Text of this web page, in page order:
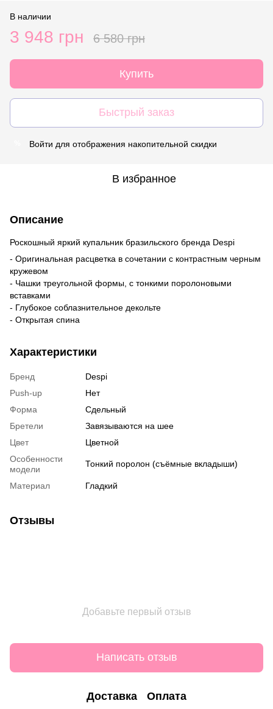
В наличии
3 948 грн 6 580 грн
Купить
Быстрый заказ
Войти для отображения накопительной скидки
В избранное
Описание
Роскошный яркий купальник бразильского бренда Despi
- Оригинальная расцветка в сочетании с контрастным черным
кружевом
- Чашки треугольной формы, с тонкими поролоновыми
вставками
- Глубокое соблазнительное декольте
- Открытая спина
Характеристики
Бренд
Despi
Push-up
Нет
Форма
Сдельный
Бретели
Завязываются на шее
Цвет
Цветной
Особенности
модели
Тонкий поролон (съёмные вкладыши)
Материал Гладкий
Отзывы
Добавьте первый отзыв
Написать отзыв
Доставка Оплата